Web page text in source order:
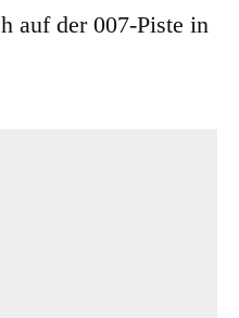
auf der 007-Piste in